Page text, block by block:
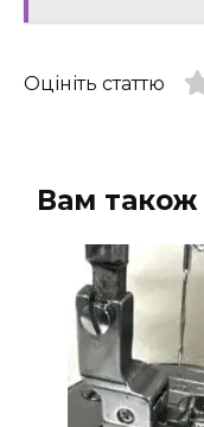
Оцініть статтю
Вам